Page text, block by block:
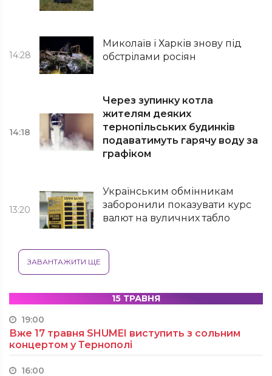
14:28
Миколаїв і Харків знову під
обстрілами росіян
14:18
Через зупинку котла
жителям деяких
тернопільських будинків
подаватимуть гарячу воду за
графіком
13:20
Українським обмінникам
заборонили показувати курс
валют на вуличних табло
ЗАВАНТАЖИТИ ЩЕ
15 ТРАВНЯ
19:00
Вже 17 травня SHUMEI виступить з сольним
концертом у Тернополі
16:00